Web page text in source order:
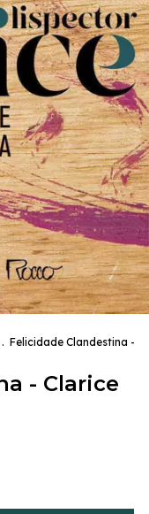
. Felicidade Clandestina -
- Clarice